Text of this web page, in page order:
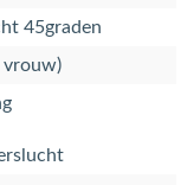
45graden
vrouw)